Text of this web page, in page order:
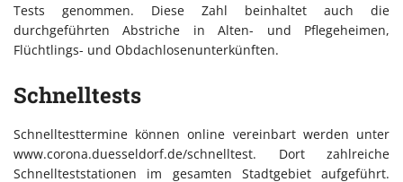
Tests genommen. Diese Zahl beinhaltet auch die
durchgeführten Abstriche in Alten- und Pflegeheimen,
Flüchtlings- und Obdachlosenunterkünften.
Schnelltests
Schnelltesttermine können online vereinbart werden unter
www.corona.duesseldorf.de/schnelltest. Dort zahlreiche
Schnellteststationen im gesamten Stadtgebiet aufgeführt.